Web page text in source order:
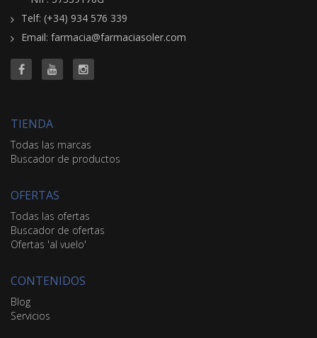
Telf: (+34) 934 576 339
Email: farmacia@farmaciasoler.com
TIENDA
Todas las marcas
Buscador de productos
OFERTAS
Todas las ofertas
Buscador de ofertas
Ofertas 'al vuelo'
CONTENIDOS
Blog
Servicios